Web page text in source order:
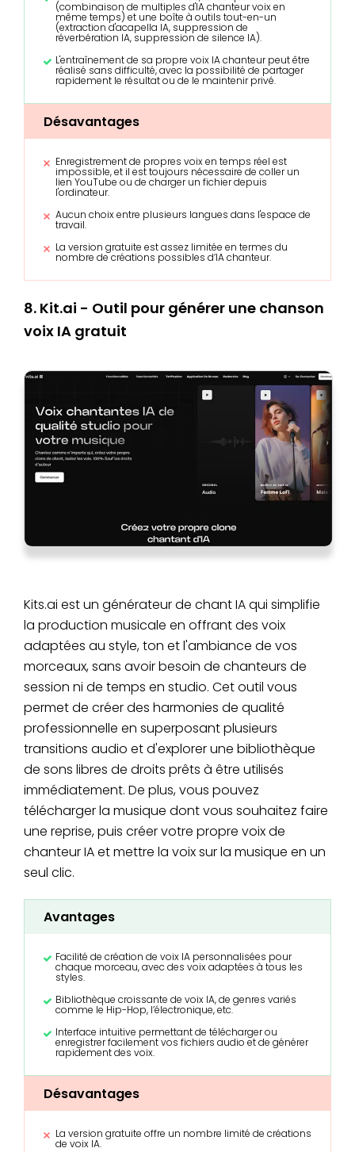
(combinaison de multiples d'IA chanteur voix en
même temps) et une boîte à outils tout-en-un
(extraction d'acapella IA, suppression de
réverbération IA, suppression de silence IA).
L'entraînement de sa propre voix IA chanteur peut être
réalisé sans difficulté, avec la possibilité de partager
rapidement le résultat ou de le maintenir privé.
Désavantages
Enregistrement de propres voix en temps réel est
impossible, et il est toujours nécessaire de coller un
lien YouTube ou de charger un fichier depuis
l'ordinateur.
Aucun choix entre plusieurs langues dans l'espace de
travail.
La version gratuite est assez limitée en termes du
nombre de créations possibles d’IA chanteur.
8. Kit.ai - Outil pour générer une chanson
voix IA gratuit
Kits.ai est un générateur de chant IA qui simplifie
la production musicale en offrant des voix
adaptées au style, ton et l'ambiance de vos
morceaux, sans avoir besoin de chanteurs de
session ni de temps en studio. Cet outil vous
permet de créer des harmonies de qualité
professionnelle en superposant plusieurs
transitions audio et d'explorer une bibliothèque
de sons libres de droits prêts à être utilisés
immédiatement. De plus, vous pouvez
télécharger la musique dont vous souhaitez faire
une reprise, puis créer votre propre voix de
chanteur IA et mettre la voix sur la musique en un
seul clic.
Avantages
Facilité de création de voix IA personnalisées pour
chaque morceau, avec des voix adaptées à tous les
styles.
Bibliothèque croissante de voix IA, de genres variés
comme le Hip-Hop, l’électronique, etc.
Interface intuitive permettant de télécharger ou
enregistrer facilement vos fichiers audio et de générer
rapidement des voix.
Désavantages
La version gratuite offre un nombre limité de créations
de voix IA.